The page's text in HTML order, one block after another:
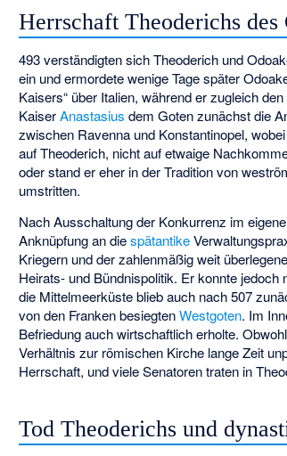
Herrschaft Theoderichs des
493 verständigten sich Theoderich und
ein und ermordete wenige Tage später
Kaisers“ über Italien, während er zugleich
KaiserAnastasius dem Goten zunächst die
zwischen Ravenna und Konstantinopel,
auf Theoderich, nicht auf etwaige
oder stand er eher in der Tradition von
umstritten.
Nach Ausschaltung der Konkurrenz im
Anknüpfung an diespätantike
Kriegern und der zahlenmäßig weit
Heirats- und Bündnispolitik. Er konnte
die Mittelmeerküste blieb auch nach 507
von den Franken besiegtenWestgoten. Im
Befriedung auch wirtschaftlich erholte.
Verhältnis zur römischen Kirche lange Zeit
Herrschaft, und viele Senatoren traten in
Tod Theoderichs und